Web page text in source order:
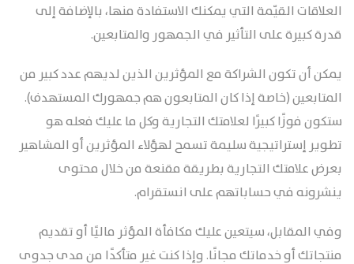
العلاقات القيّمة التي يمكنك الاستفادة منها، بالإضافة إلى
قدرة كبيرة على التأثير في الجمهور والمتابعين.
يمكن أن تكون الشراكة مع المؤثرين الذين لديهم عدد كبير من
المتابعين (خاصة إذا كان المتابعون هم جمهورك المستهدف).
ستكون فوزًا كبيرًا لعلامتك التجارية وكل ما عليك فعله هو
تطوير إستراتيجية سليمة تسمح لهؤلاء المؤثرين أو المشاهير
بعرض علامتك التجارية بطريقة مقنعة من خلال محتوى
ينشرونه في حساباتهم على انستقرام.
وفي المقابل، سيتعين عليك مكافأة المؤثر ماليًا أو تقديم
منتجاتك أو خدماتك مجانًا. وإذا كنت غير متأكدًا من مدى جدوى